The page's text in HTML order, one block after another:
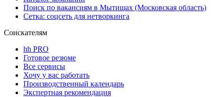
Поиск по вакансиям в Мытищах (Московская область)
Сетка: соцсеть для нетворкинга
Соискателям
hh PRO
Готовое резюме
Все сервисы
Хочу у вас работать
Производственный календарь
Экспертная рекомендация